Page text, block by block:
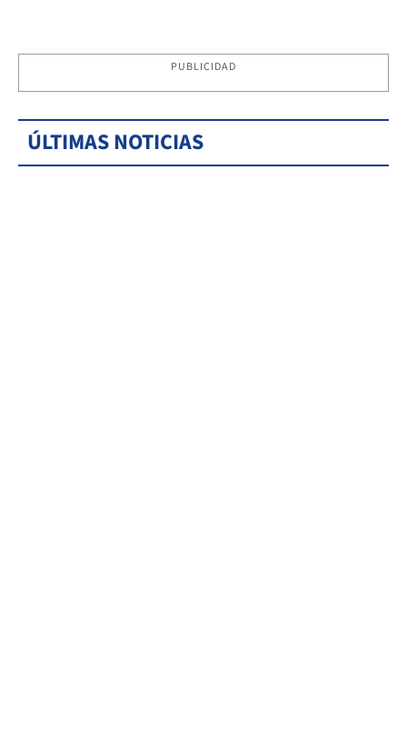
PUBLICIDAD
ÚLTIMAS NOTICIAS